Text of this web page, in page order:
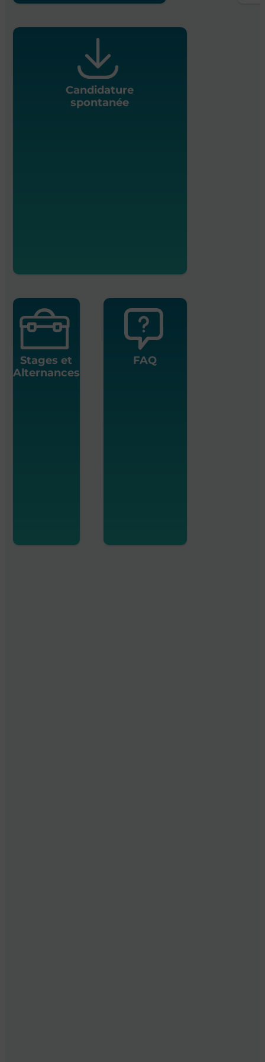
Candidature
spontanée
Stages et
Alternances
FAQ